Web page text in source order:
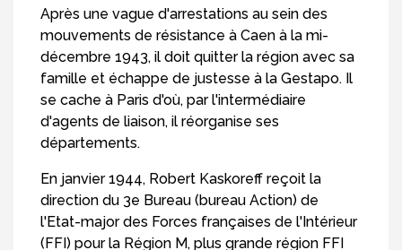
Après une vague d'arrestations au sein des
mouvements de résistance à Caen à la mi-
décembre 1943, il doit quitter la région avec sa
famille et échappe de justesse à la Gestapo. Il
se cache à Paris d'où, par l'intermédiaire
d'agents de liaison, il réorganise ses
départements.
En janvier 1944, Robert Kaskoreff reçoit la
direction du 3e Bureau (bureau Action) de
l'Etat-major des Forces françaises de l'Intérieur
(FFI) pour la Région M, plus grande région FFI